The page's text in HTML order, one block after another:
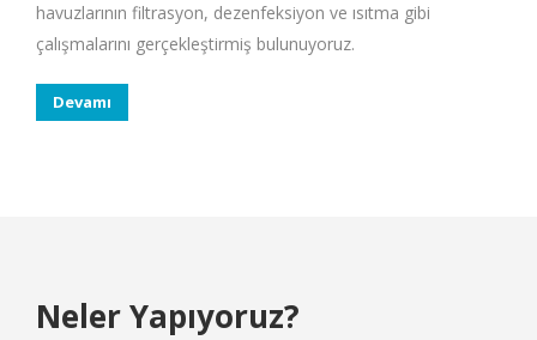
havuzlarının filtrasyon, dezenfeksiyon ve ısıtma gibi
çalışmalarını gerçekleştirmiş bulunuyoruz.
Devamı
Neler Yapıyoruz?